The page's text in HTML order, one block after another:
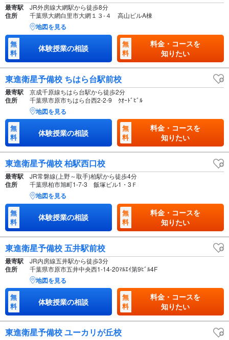
最寄駅 JR外房線大網駅から徒歩8分
住所 千葉県大網白里市大網１３-４ 高山ビルA棟
地図を見る
無
料
体験授業の相談
無
料
料金・コースを
知りたい
東進衛星予備校 ちはら台駅前校
最寄駅 京成千原線ちはら台駅から徒歩2分
住所 千葉県市原市ちはら台西2-2-9 ｸｵｰﾄﾞﾋﾞﾙ
地図を見る
無
料
体験授業の相談
無
料
料金・コースを
知りたい
東進衛星予備校 柏駅西口校
最寄駅 JR常磐線(上野～取手)柏駅から徒歩4分
住所 千葉県柏市旭町1-7-3 飯塚ビル1・3Ｆ
地図を見る
無
料
体験授業の相談
無
料
料金・コースを
知りたい
東進衛星予備校 五井駅前校
最寄駅 JR内房線五井駅から徒歩3分
住所 千葉県市原市五井中央西1-14-20ﾏﾙｴｲ第9ﾋﾞﾙ4F
地図を見る
無
料
体験授業の相談
無
料
料金・コースを
知りたい
東進衛星予備校 ユーカリが丘校